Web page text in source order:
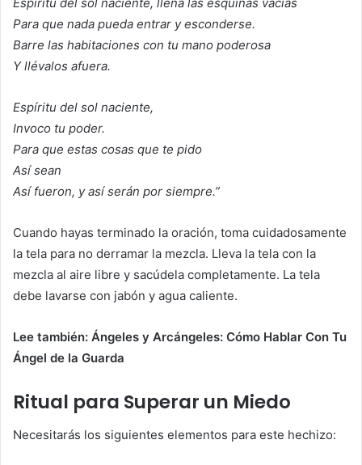
Para que nada pueda entrar y esconderse.
Barre las habitaciones con tu mano poderosa
Y llévalos afuera.
Espíritu del sol naciente,
Invoco tu poder.
Para que estas cosas que te pido
Así sean
Así fueron, y así serán por siempre.”
Cuando hayas terminado la oración, toma cuidadosamente
la tela para no derramar la mezcla. Lleva la tela con la
mezcla al aire libre y sacúdela completamente. La tela
debe lavarse con jabón y agua caliente.
Lee también: Ángeles y Arcángeles: Cómo Hablar Con Tu
Ángel de la Guarda
Ritual para Superar un Miedo
Necesitarás los siguientes elementos para este hechizo: